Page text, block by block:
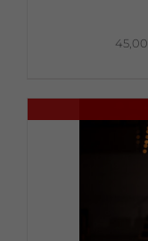
45,00